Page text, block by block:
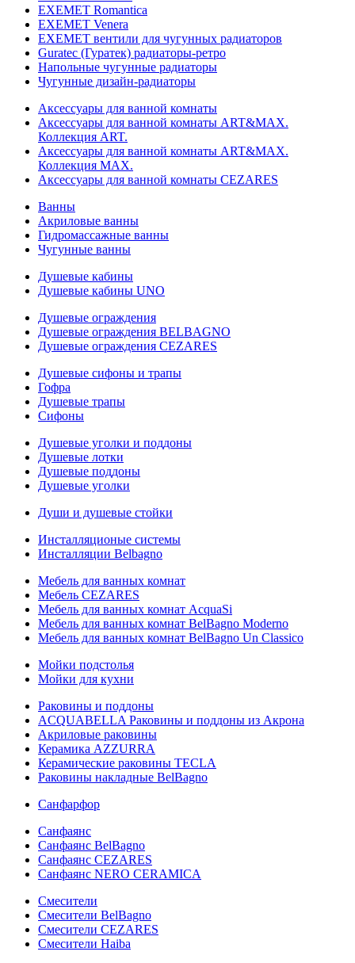
EXEMET Romantica
EXEMET Venera
EXEMET вентили для чугунных радиаторов
Guratec (Гуратек) радиаторы-ретро
Напольные чугунные радиаторы
Чугунные дизайн-радиаторы
Аксессуары для ванной комнаты
Аксессуары для ванной комнаты ART&MAX.
Коллекция ART.
Аксессуары для ванной комнаты ART&MAX.
Коллекция MAX.
Аксессуары для ванной комнаты CEZARES
Ванны
Акриловые ванны
Гидромассажные ванны
Чугунные ванны
Душевые кабины
Душевые кабины UNO
Душевые ограждения
Душевые ограждения BELBAGNO
Душевые ограждения CEZARES
Душевые сифоны и трапы
Гофра
Душевые трапы
Сифоны
Душевые уголки и поддоны
Душевые лотки
Душевые поддоны
Душевые уголки
Души и душевые стойки
Инсталляционые системы
Инсталляции Belbagno
Мебель для ванных комнат
Мебель CEZARES
Мебель для ванных комнат AcquaSi
Мебель для ванных комнат BelBagno Moderno
Мебель для ванных комнат BelBagno Un Classico
Мойки подстолья
Мойки для кухни
Раковины и поддоны
ACQUABELLA Раковины и поддоны из Акрона
Акриловые раковины
Керамика AZZURRA
Керамические раковины TECLA
Раковины накладные BelBagno
Санфарфор
Санфаянс
Санфаянс BelBagno
Санфаянс CEZARES
Санфаянс NERO CERAMICA
Смесители
Смесители BelBagno
Смесители CEZARES
Смесители Haiba